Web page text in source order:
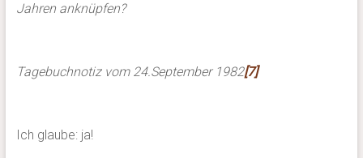
Jahren anknüpfen?
Tagebuchnotiz vom 24.September 1982[7]
Ich glaube: ja!